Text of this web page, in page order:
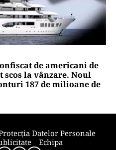
de americani de
la vânzare. Noul
187 de milioane de
Datelor Personale
Echipa